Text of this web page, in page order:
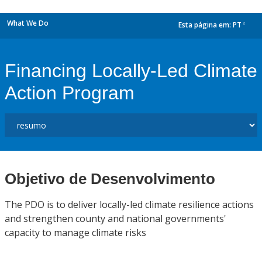
What We Do Esta página em: PT
Financing Locally-Led Climate
Action Program
Objetivo de Desenvolvimento
The PDO is to deliver locally-led climate resilience actions
and strengthen county and national governments'
capacity to manage climate risks